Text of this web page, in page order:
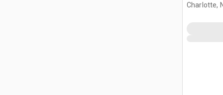
Charlotte,